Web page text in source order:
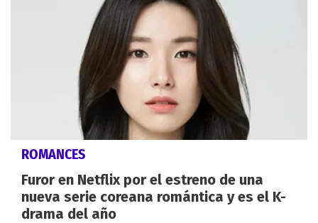
ROMANCES
Furor en Netflix por el estreno de una
nueva serie coreana romántica y es el K-
drama del año